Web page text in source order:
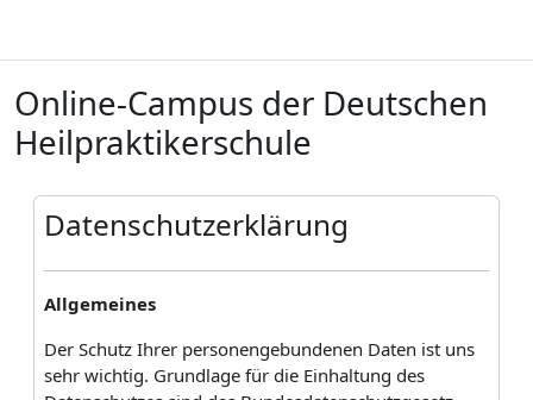
Online-Campus der Deutschen
Heilpraktikerschule
Datenschutzerklärung
Allgemeines
Der Schutz Ihrer personengebundenen Daten ist uns
sehr wichtig. Grundlage für die Einhaltung des